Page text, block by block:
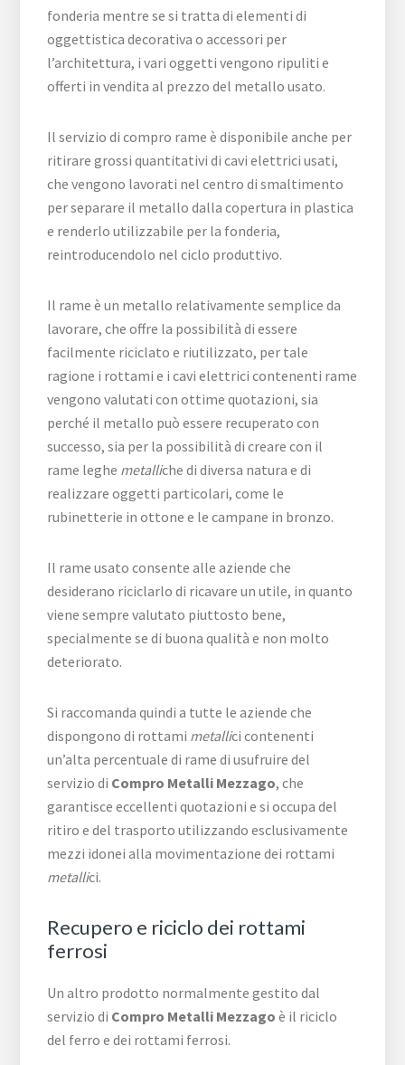
fonderia mentre se si tratta di elementi di
oggettistica decorativa o accessori per
l’architettura, i vari oggetti vengono ripuliti e
offerti in vendita al prezzo del metallo usato.
Il servizio di compro rame è disponibile anche per
ritirare grossi quantitativi di cavi elettrici usati,
che vengono lavorati nel centro di smaltimento
per separare il metallo dalla copertura in plastica
e renderlo utilizzabile per la fonderia,
reintroducendolo nel ciclo produttivo.
Il rame è un metallo relativamente semplice da
lavorare, che offre la possibilità di essere
facilmente riciclato e riutilizzato, per tale
ragione i rottami e i cavi elettrici contenenti rame
vengono valutati con ottime quotazioni, sia
perché il metallo può essere recuperato con
successo, sia per la possibilità di creare con il
rame leghe metalliche di diversa natura e di
realizzare oggetti particolari, come le
rubinetterie in ottone e le campane in bronzo.
Il rame usato consente alle aziende che
desiderano riciclarlo di ricavare un utile, in quanto
viene sempre valutato piuttosto bene,
specialmente se di buona qualità e non molto
deteriorato.
Si raccomanda quindi a tutte le aziende che
dispongono di rottami metallici contenenti
un’alta percentuale di rame di usufruire del
servizio di Compro Metalli Mezzago, che
garantisce eccellenti quotazioni e si occupa del
ritiro e del trasporto utilizzando esclusivamente
mezzi idonei alla movimentazione dei rottami
metallici.
Recupero e riciclo dei rottami
ferrosi
Un altro prodotto normalmente gestito dal
servizio di Compro Metalli Mezzago è il riciclo
del ferro e dei rottami ferrosi.